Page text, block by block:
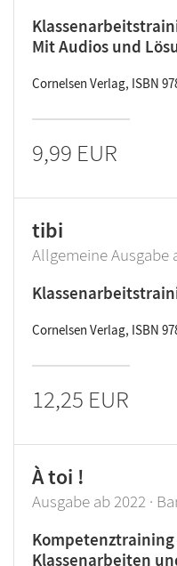
Mit Audios und
Cornelsen Verlag, ISBN
9,99 EUR
tibi
Allgemeine Ausgabe
Cornelsen Verlag, ISBN
12,25 EUR
À toi !
Ausgabe ab 2022 ·
Kompetenztraining
Klassenarbeiten